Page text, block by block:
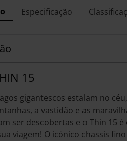
Especificação
15
gigantescos estalam no
a vastidão e as
ser descobertas e o Thin 15
viagem! O icónico chassis